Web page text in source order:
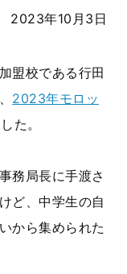
2023年10月3日
盟校である行田
2023年モロッ
た。
務局長に手渡さ
ど、中学生の自
から集められた